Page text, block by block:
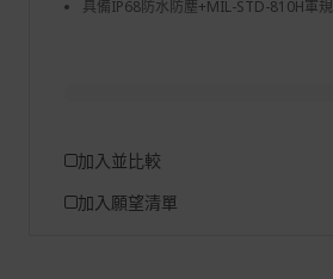
具備IP68防水防塵+MIL-STD-810H軍規
加入並比較
加入願望清單